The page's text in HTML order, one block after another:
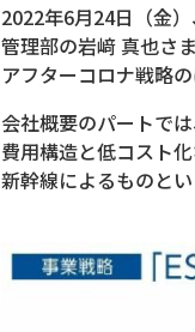
2022年6月24日（金
管理部の岩﨑 真也さ
アフターコロナ戦略
会社概要のパートで
費用構造と低コスト
新幹線によるものと